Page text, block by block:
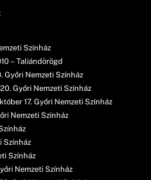
Színház
– Taliándörögd
Győri Nemzeti Színház
Győri Nemzeti Színház
17. Győri Nemzeti Színház
Nemzeti Színház
Színház
Színház
Nemzeti Színház